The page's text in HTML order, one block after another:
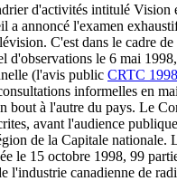
d'activités intitulé Vision
a annoncé l'examen
C'est dans le cadre
d'observations le 6 mai
(l'avis public CRTC
informelles en
bout à l'autre du pays. Le
avant l'audience
de la Capitale nationale.
le 15 octobre 1998, 99
l'industrie canadienne de